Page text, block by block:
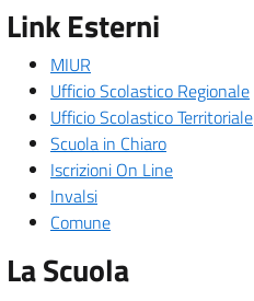
Link Esterni
MIUR
Ufficio Scolastico Regionale
Ufficio Scolastico Territoriale
Scuola in Chiaro
Iscrizioni On Line
Invalsi
Comune
La Scuola